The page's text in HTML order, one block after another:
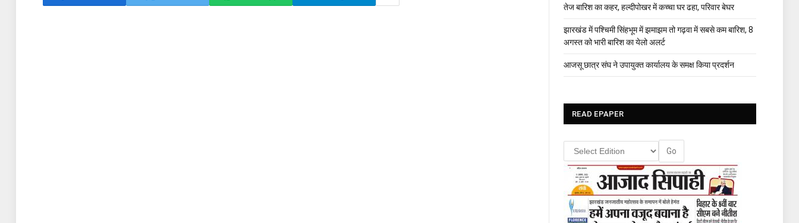
तेज बारिश का कहर, हल्दीपोखर में कच्चा घर ढहा, परिवार बेघर
झारखंड में पश्चिमी सिंहभूम में झमाझम तो गढ़वा में सबसे कम बारिश, 8
अगस्त को भारी बारिश का येलो अलर्ट
आजसू छात्र संघ ने उपायुक्त कार्यालय के समक्ष किया प्रदर्शन
READ EPAPER